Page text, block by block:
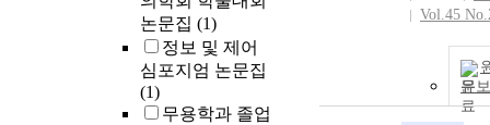
논문집 (1)
정보 및 제어
심포지엄 논문집
(1)
무용학과 졸업
Vol.45
문